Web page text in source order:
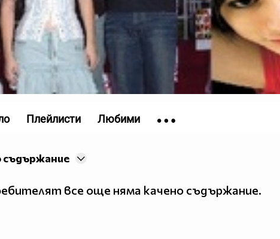
съдържание
все още няма качено съдържание.
Плейлисти Любими